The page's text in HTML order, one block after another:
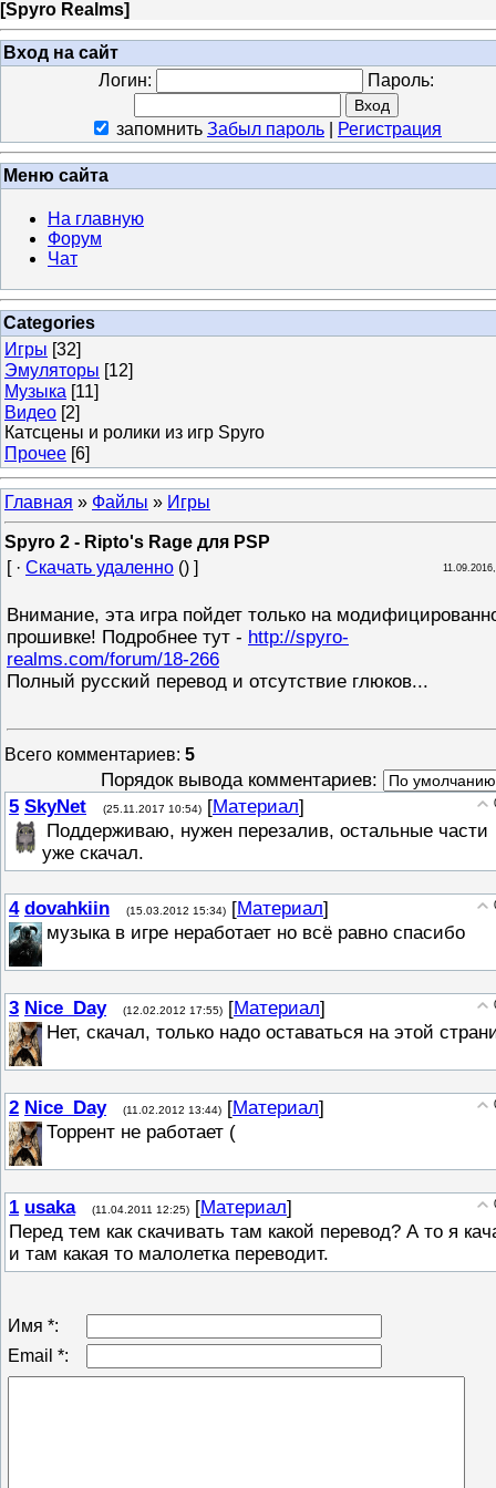
[Spyro Realms]
Вход на сайт
Логин:
Пароль:
запомнить Забыл пароль Регистрация
Меню сайта
На главную
Форум
Чат
Categories
Игры [32]
Эмуляторы [12]
Музыка [11]
Видео [2]
Катсцены и ролики из игр Spyro
Прочее [6]
Главная » Файлы » Игры
Spyro 2 - Ripto's Rage для PSP
[ · Скачать удаленно () ]
Внимание, эта игра пойдет только на
прошивке! Подробнее тут - http://spyro-
realms.com/forum/18-266
Полный русский перевод и отсутствие глюков...
Всего комментариев: 5
Порядок вывода комментариев:
5 SkyNet (25.11.2017 10:54) [Материал]
Поддерживаю, нужен перезалив, остальные части
уже скачал.
4 dovahkiin (15.03.2012 15:34) [Материал]
музыка в игре неработает но всё равно спасибо
3 Nice_Day (12.02.2012 17:55) [Материал]
Нет, скачал, только надо оставаться на этой
2 Nice_Day (11.02.2012 13:44) [Материал]
Торрент не работает (
1 usaka (11.04.2011 12:25) [Материал]
Перед тем как скачивать там какой перевод? А то я
и там какая то малолетка переводит.
Имя *:
Email *: